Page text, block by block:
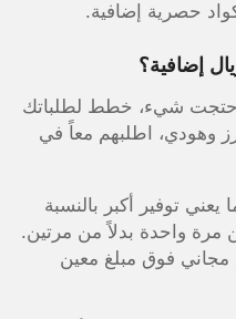
حصرية إضافية.
احتجت شيء، خطط لطلباتك
وهودي، اطلبهم معاً في
توفير أكبر بالنسبة
مرة واحدة بدلاً من مرتين.
فوق مبلغ معين